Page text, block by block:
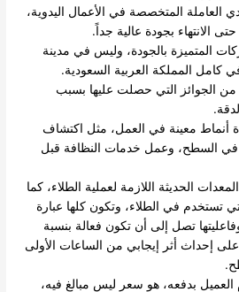
العاملة المتخصصة في الأعمال اليدوية،
الانتهاء بجودة عالية جداً.
المتميزة بالجودة، وليس في مدينة
كامل المملكة العربية السعودية.
من الجوائز التي حصلت عليها بسبب
أنماط معينة في العمل، مثل اكتشاف
في السطح، وعمل خدمات النظافة قبل
الحديثة اللازمة لعملية الطلاء، كما
تستخدم في الطلاء، وتكون كلها عبارة
تصل إلى أن تكون فعالة بنسبة
على إحداث أثر إيجابي من الساعات الأولى
العميل بدفعه، هو سعر ليس مبالغ فيه،